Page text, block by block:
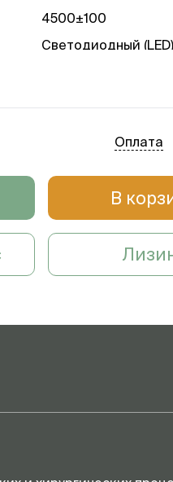
4500±100
Светодиодный (LED)
Оплата
В